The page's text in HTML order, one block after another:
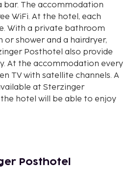
bar. The accommodation
WiFi. At the hotel, each
With a private bathroom
or shower and a hairdryer,
Posthotel also provide
At the accommodation every
TV with satellite channels. A
at Sterzinger
hotel will be able to enjoy
from 14:00 to 21:00.
Posthotel